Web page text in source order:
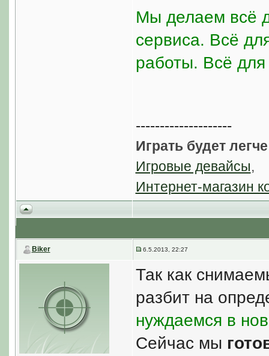
Мы делаем всё
сервиса. Всё
работы. Всё
--------------------
Играть будет
Игровые девайсы,
Интернет-магазин
Biker 6.5.2013, 22:27
Так как
разбит на
нуждаемся в
Сейчас мы